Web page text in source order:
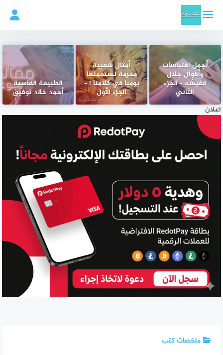
المحتوى
أجمل اقتباسات
وأقوال جلال
قفيشه – الجزء
الثاني
أمثال شعبية
محرمة نستعملها
يوميا في كلامنا ! –
الجزء الأول
الطبيعة القاسية
أحمد خالد توفيق
اعلان
ملخصات كتب